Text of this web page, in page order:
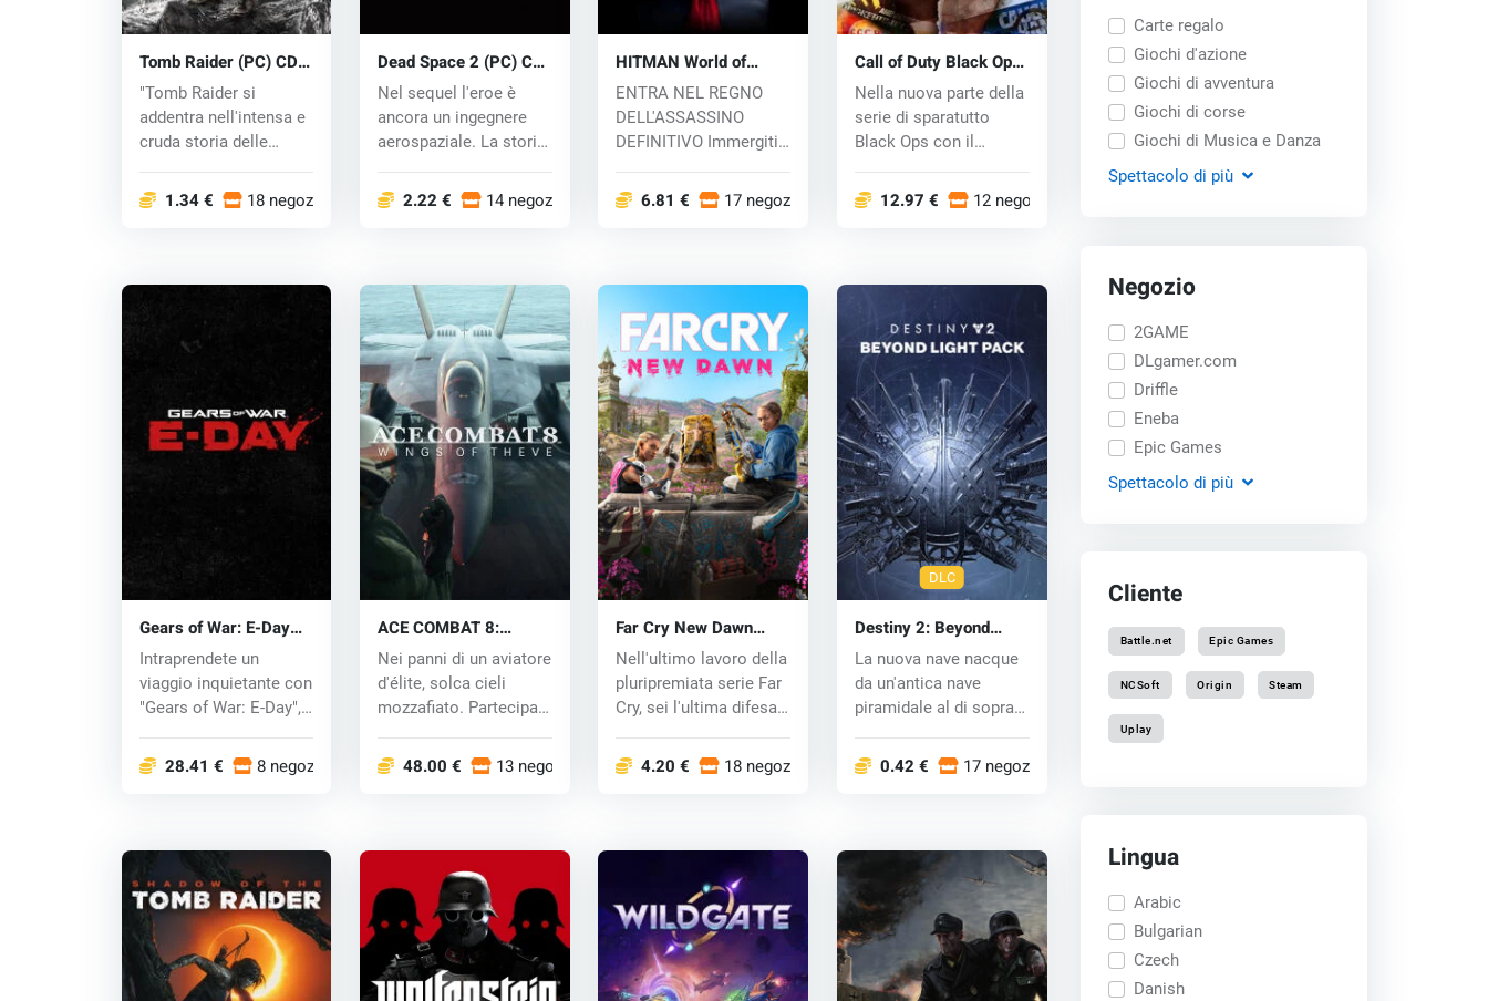
Tomb Raider (PC) CD
key
"Tomb Raider si
addentra nell'intensa e
cruda storia delle
1.34 € 18 negozi
Dead Space 2 (PC) CD
key
Nel sequel l'eroe è
ancora un ingegnere
aerospaziale. La storia
2.22 € 14 negozi
HITMAN World of
Assassination (PC) key
ENTRA NEL REGNO
DELL'ASSASSINO
DEFINITIVO Immergiti
assa...6.81 € 17 negozi
Call of Duty Black Ops:
Cold War (PC) key
Nella nuova parte della
serie di sparatutto
Black Ops con il
12.97 € 12 negozi
Gears of War: E-Day
(PC) key
Intraprendete un
viaggio inquietante con
"Gears of War: E-Day",
28.41 € 8 negozi
ACE COMBAT 8:
WINGS OF THEVE (PC)
key
Nei panni di un aviatore
d'élite, solca cieli
mozzafiato. Partecipa a
48.00 € 13 negozi
Far Cry New Dawn
(PC) CD key
Nell'ultimo lavoro della
pluripremiata serie Far
Cry, sei l'ultima difesa
4.20 € 18 negozi
DLC
Destiny 2: Beyond
Light (PC) key
La nuova nave nacque
da un'antica nave
piramidale al di sopra
0.42 € 17 negozi
Carte regalo
Giochi d'azione
Giochi di avventura
Giochi di corse
Giochi di Musica e Danza
Spettacolo di più
Negozio
2GAME
DLgamer.com
Driffle
Eneba
Epic Games
Spettacolo di più
Cliente
Battle.net Epic Games
NCSoft Origin Steam
Uplay
Lingua
Arabic
Bulgarian
Czech
Danish